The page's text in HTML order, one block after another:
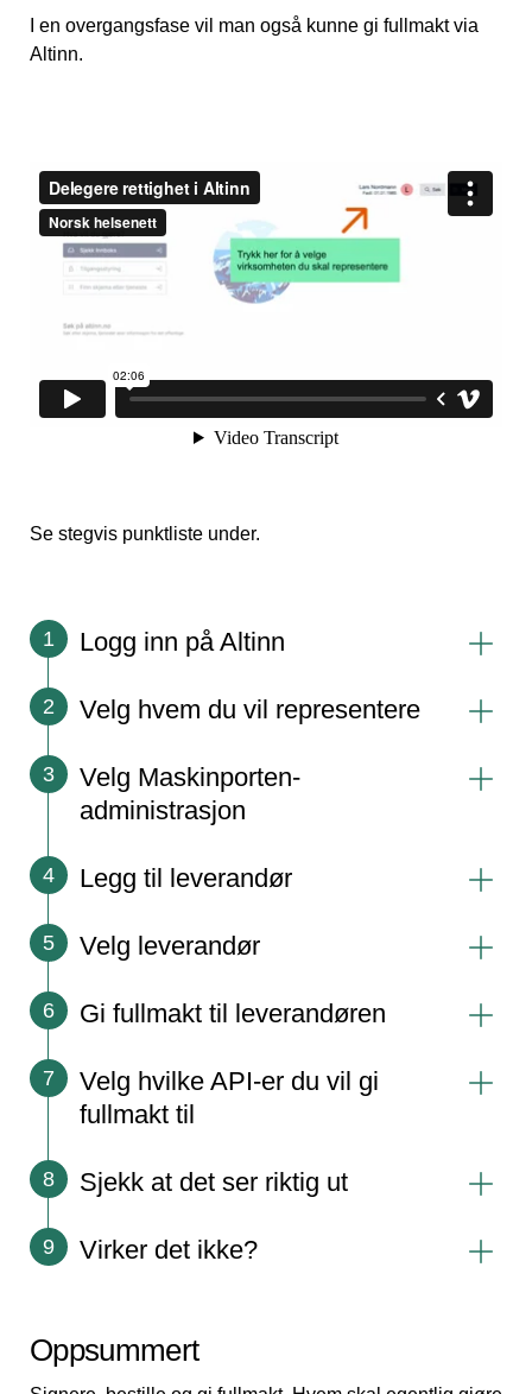
I en overgangsfase vil man også kunne gi fullmakt via
Altinn.
Se stegvis punktliste under.
1 Logg inn på Altinn
2 Velg hvem du vil representere
3
Velg Maskinporten-
administrasjon
4 Legg til leverandør
5 Velg leverandør
6 Gi fullmakt til leverandøren
7
Velg hvilke API-er du vil gi
fullmakt til
8 Sjekk at det ser riktig ut
9 Virker det ikke?
Oppsummert